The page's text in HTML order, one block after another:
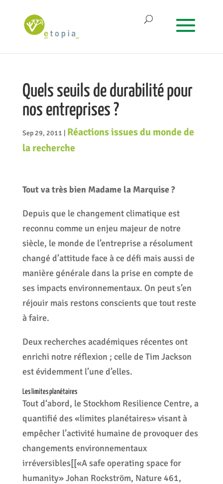
Quels seuils de durabilité pour
nos entreprises ?
Sep 29, 2011
Réactions issues du monde de
la recherche
Tout va très bien Madame la Marquise ?
Depuis que le changement climatique est
reconnu comme un enjeu majeur de notre
siècle, le monde de l’entreprise a résolument
changé d’attitude face à ce défi mais aussi de
manière générale dans la prise en compte de
ses impacts environnementaux. On peut s’en
réjouir mais restons conscients que tout reste
à faire.
Deux recherches académiques récentes ont
enrichi notre réflexion ; celle de Tim Jackson
est évidemment l’une d’elles.
Les limites planétaires
Tout d‘abord, le Stockhom Resilience Centre, a
quantifié des «limites planétaires» visant à
empêcher l’activité humaine de provoquer des
changements environnementaux
irréversibles[[«A safe operating space for
humanity» Johan Rockström, Nature 461,